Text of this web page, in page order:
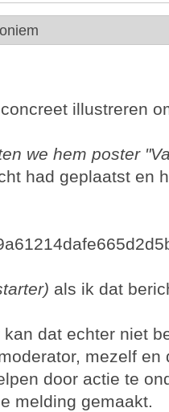
illustreren
we hem poster
had geplaatst en
als ik dat
dat echter niet
mezelf
door actie te
melding gemaakt.